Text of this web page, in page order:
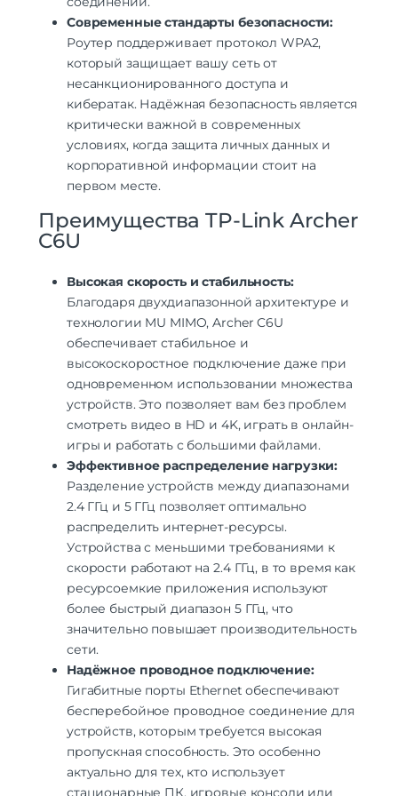
Современные стандарты безопасности:
Роутер поддерживает протокол WPA2,
который защищает вашу сеть от
несанкционированного доступа и
кибератак. Надёжная безопасность является
критически важной в современных
условиях, когда защита личных данных и
корпоративной информации стоит на
первом месте.
Преимущества TP-Link Archer
C6U
Высокая скорость и стабильность:
Благодаря двухдиапазонной архитектуре и
технологии MU MIMO, Archer C6U
обеспечивает стабильное и
высокоскоростное подключение даже при
одновременном использовании множества
устройств. Это позволяет вам без проблем
смотреть видео в HD и 4K, играть в онлайн-
игры и работать с большими файлами.
Эффективное распределение нагрузки:
Разделение устройств между диапазонами
2.4 ГГц и 5 ГГц позволяет оптимально
распределить интернет-ресурсы.
Устройства с меньшими требованиями к
скорости работают на 2.4 ГГц, в то время как
ресурсоемкие приложения используют
более быстрый диапазон 5 ГГц, что
значительно повышает производительность
сети.
Надёжное проводное подключение:
Гигабитные порты Ethernet обеспечивают
бесперебойное проводное соединение для
устройств, которым требуется высокая
пропускная способность. Это особенно
актуально для тех, кто использует
стационарные ПК, игровые консоли или